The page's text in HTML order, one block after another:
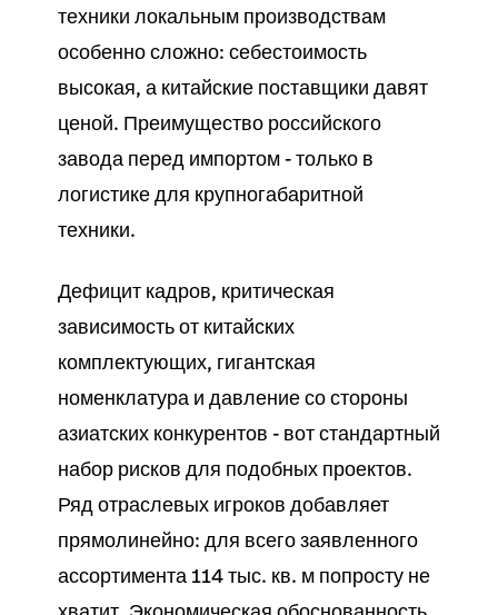
техники локальным производствам
особенно сложно: себестоимость
высокая, а китайские поставщики давят
ценой. Преимущество российского
завода перед импортом - только в
логистике для крупногабаритной
техники.
Дефицит кадров, критическая
зависимость от китайских
комплектующих, гигантская
номенклатура и давление со стороны
азиатских конкурентов - вот стандартный
набор рисков для подобных проектов.
Ряд отраслевых игроков добавляет
прямолинейно: для всего заявленного
ассортимента 114 тыс. кв. м попросту не